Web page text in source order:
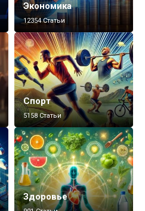
Экономика
12354 Статьи
Спорт
5158 Статьи
Здоровье